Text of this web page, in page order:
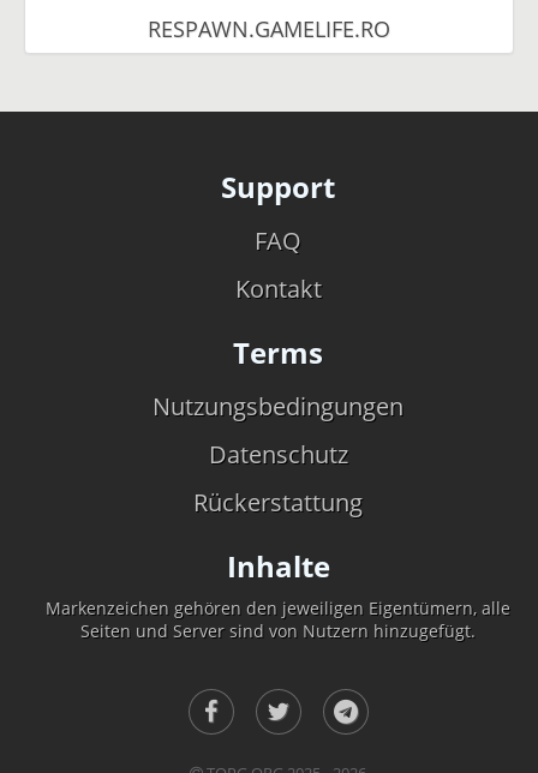
RESPAWN.GAMELIFE.RO
Support
FAQ
Kontakt
Terms
Nutzungsbedingungen
Datenschutz
Rückerstattung
Inhalte
Markenzeichen gehören den jeweiligen Eigentümern, alle
Seiten und Server sind von Nutzern hinzugefügt.